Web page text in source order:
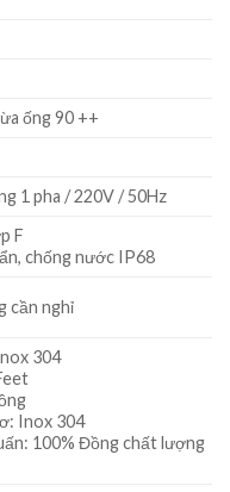
ống 90 ++
1 pha / 220V / 50Hz
F
chống nước IP68
cần nghỉ
304
Inox 304
100% Đồng chất lượng